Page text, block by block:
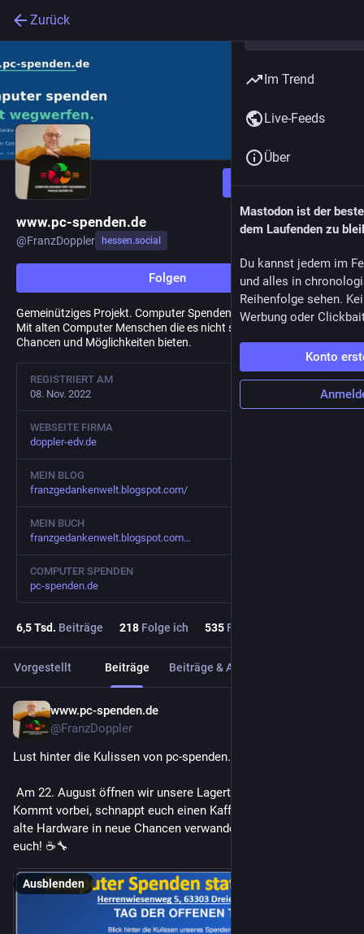
Zurück
Folgen
www.pc-spenden.de
@FranzDoppler hessen.social
Folgen
Gemeinütziges Projekt. Computer Spenden statt wegwerfen gUG.
Mit alten Computer Menschen die es nicht so leicht haben neue
Chancen und Möglichkeiten bieten.
REGISTRIERT AM
08. Nov. 2022
WEBSEITE FIRMA
doppler-edv.de
MEIN BLOG
franzgedankenwelt.blogspot.com/
MEIN BUCH
franzgedankenwelt.blogspot.com
COMPUTER SPENDEN
pc-spenden.de
6,5Tsd. Beiträge 218 Folge ich 535 Follower
Vorgestellt Beiträge Beiträge & Antworten
www.pc-spenden.de
@FranzDoppler
Lust hinter die Kulissen von pc-spenden.de zu schauen?
Kommt vorbei, schnappt euch einen Kaffee und erfahrt, wie wir
alte Hardware in neue Chancen verwandeln. Wir freuen uns auf
euch! ☕️🔧
Ausblenden
Im Trend
Live-Feeds
Über
Mastodon ist der
dem Laufenden zu
Du kannst jedem im
und alles in
Reihenfolge sehen.
Werbung oder
Konto